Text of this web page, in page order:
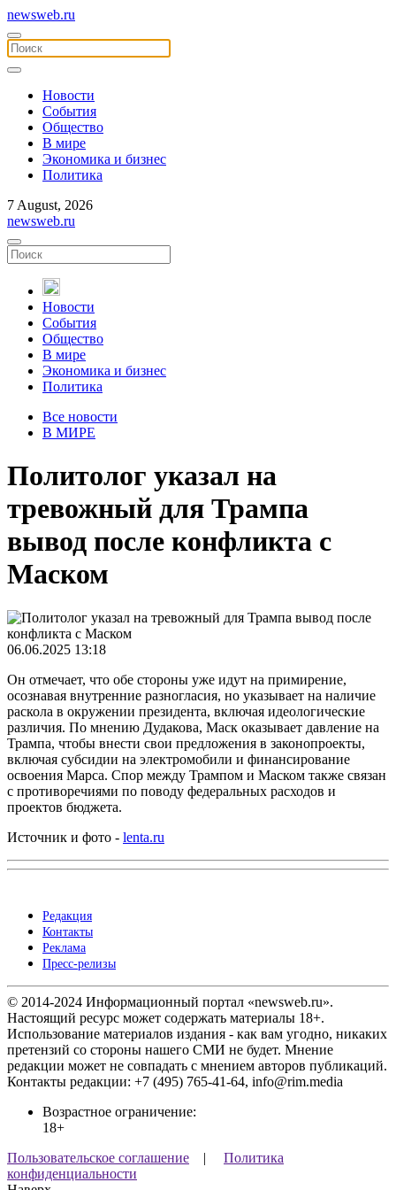
newsweb.ru
Новости
События
Общество
В мире
Экономика и бизнес
Политика
7 August, 2026
newsweb.ru
Новости
События
Общество
В мире
Экономика и бизнес
Политика
Все новости
В МИРЕ
Политолог указал на
тревожный для Трампа
вывод после конфликта с
Маском
06.06.2025 13:18
Он отмечает, что обе стороны уже идут на примирение,
осознавая внутренние разногласия, но указывает на наличие
раскола в окружении президента, включая идеологические
различия. По мнению Дудакова, Маск оказывает давление на
Трампа, чтобы внести свои предложения в законопроекты,
включая субсидии на электромобили и финансирование
освоения Марса. Спор между Трампом и Маском также связан
с противоречиями по поводу федеральных расходов и
проектов бюджета.
Источник и фото - lenta.ru
Редакция
Контакты
Реклама
Пресс-релизы
© 2014-2024 Информационный портал «newsweb.ru».
Настоящий ресурс может содержать материалы 18+.
Использование материалов издания - как вам угодно, никаких
претензий со стороны нашего СМИ не будет. Мнение
редакции может не совпадать с мнением авторов публикаций.
Контакты редакции: +7 (495) 765-41-64, info@rim.media
Возрастное ограничение:
18+
Пользовательское соглашение | Политика
конфиденциальности